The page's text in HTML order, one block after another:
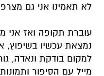
לא תאמינו אני גם
עוברת תקופה ואז אני
נמצאת עכשיו בשיפוץ,
למקום בודקת ונאדה,
מייל עם הסיפור